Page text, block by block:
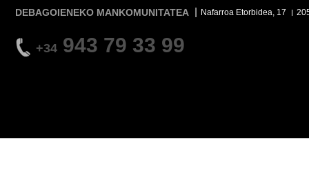
DEBAGOIENEKO MANKOMUNITATEA Nafarroa Etorbidea, 17
+34 943 79 33 99